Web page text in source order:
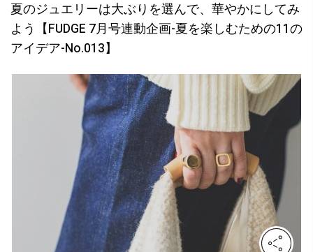
夏のジュエリーは大ぶりを選んで、華やかにしてみ
よう【FUDGE 7月号連動企画-夏を楽しむための11の
アイデア-No.013】